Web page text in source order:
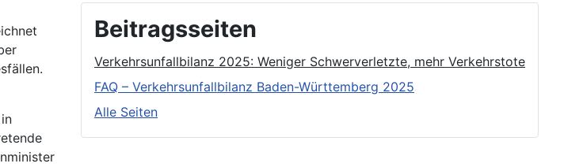
Beitragsseiten
Verkehrsunfallbilanz 2025: Weniger Schwerverletzte, mehr Verkehrstote
FAQ – Verkehrsunfallbilanz Baden-Württemberg 2025
Alle Seiten